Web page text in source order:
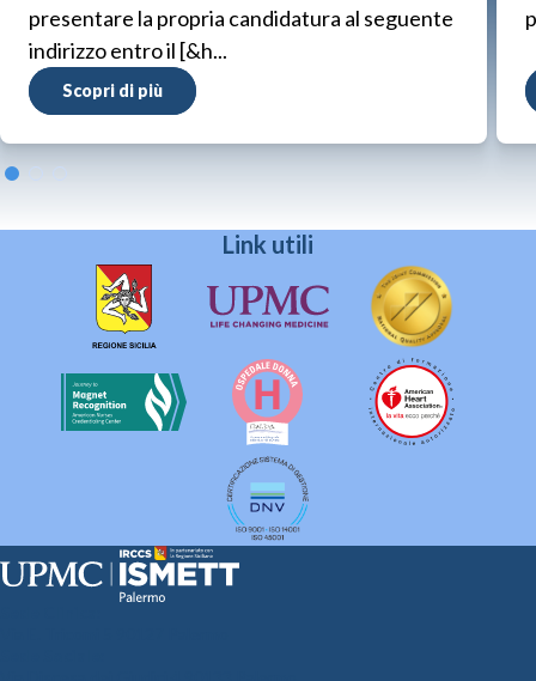
presentare la propria candidatura al seguente
indirizzo entro il [&h...
Scopri di più
Link utili